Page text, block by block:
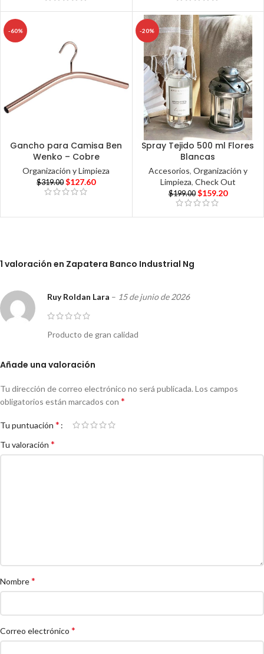
-60%
Gancho para Camisa Ben
Wenko – Cobre
Organización y Limpieza
$319.00 $127.60
-20%
Spray Tejido 500 ml Flores
Blancas
Accesorios, Organización y
Limpieza, Check Out
$199.00 $159.20
1 valoración en Zapatera Banco Industrial Ng
Ruy Roldan Lara – 15 de junio de 2026
Producto de gran calidad
Añade una valoración
Tu dirección de correo electrónico no será publicada. Los campos
obligatorios están marcados con *
Tu puntuación *
Tu valoración *
Nombre*
Correo electrónico *